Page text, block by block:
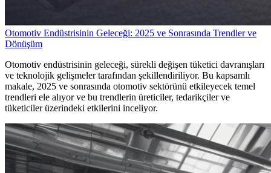
Otomotiv Endüstrisinin Geleceği: 2025 ve Sonrasında Trendler ve
Dönüşüm
Otomotiv endüstrisinin geleceği, sürekli değişen tüketici davranışları
ve teknolojik gelişmeler tarafından şekillendiriliyor. Bu kapsamlı
makale, 2025 ve sonrasında otomotiv sektörünü etkileyecek temel
trendleri ele alıyor ve bu trendlerin üreticiler, tedarikçiler ve
tüketiciler üzerindeki etkilerini inceliyor.